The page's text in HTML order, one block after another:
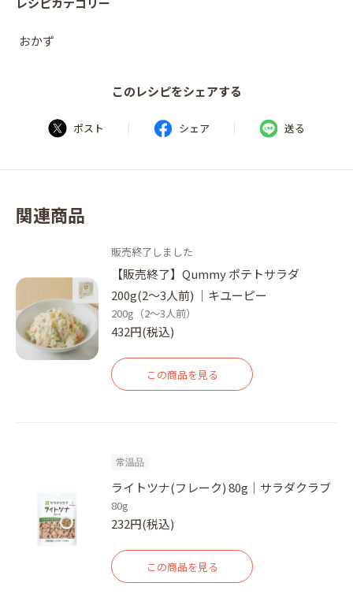
おかず
このレシピをシェアする
ポスト | シェア | 送る
関連商品
販売終了しました
【販売終了】Qummy ポテトサラダ
200g(2～3人前) ｜キユーピー
200g（2～3人前）
432円(税込)
この商品を見る
常温品
ライトツナ(フレーク) 80g｜サラダクラブ
80g
232円(税込)
この商品を見る